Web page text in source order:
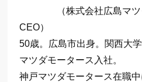
（株式会社広島マツダ
CEO）
50歳。広島市出身。関西大
マツダモータース入社。
神戸マツダモータース在職